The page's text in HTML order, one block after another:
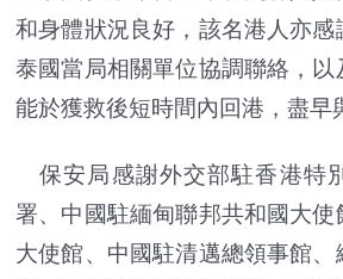
和身體狀況良好，該名港人亦感
泰國當局相關單位協調聯絡，
能於獲救後短時間內回港，盡早
保安局感謝外交部駐香港特
署、中國駐緬甸聯邦共和國大使
大使館、中國駐清邁總領事館